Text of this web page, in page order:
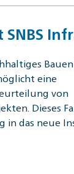
SNBS
Bauen
eine
von
Dieses
in das neue